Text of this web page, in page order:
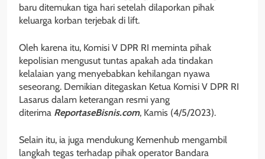
baru ditemukan tiga hari setelah dilaporkan pihak
keluarga korban terjebak di lift.
Oleh karena itu, Komisi V DPR RI meminta pihak
kepolisian mengusut tuntas apakah ada tindakan
kelalaian yang menyebabkan kehilangan nyawa
seseorang. Demikian ditegaskan Ketua Komisi V DPR RI
Lasarus dalam keterangan resmi yang
diterima ReportaseBisnis.com, Kamis (4/5/2023).
Selain itu, ia juga mendukung Kemenhub mengambil
langkah tegas terhadap pihak operator Bandara